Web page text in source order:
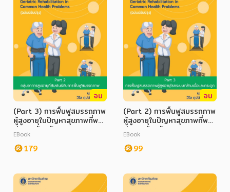
จบ
(Part 3) การฟื้นฟูสมรรถภาพ
ผู้สูงอายุในปัญหาสุขภาพที่พบ
บ่อย ฉบับปรับปรุง
(Geriatric Rehabilitation
in Common Health
EBook
179
จบ
(Part 2) การฟื้นฟูสมรรถภาพ
ผู้สูงอายุในปัญหาสุขภาพที่พบ
บ่อย ฉบับปรับปรุง
(Geriatric Rehabilitation
in Common Health
EBook
99